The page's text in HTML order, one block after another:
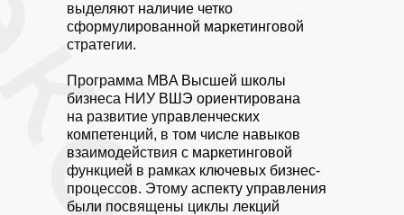
выделяют наличие четко
сформулированной маркетинговой
стратегии.
Программа MBA Высшей школы
бизнеса НИУ ВШЭ ориентирована
на развитие управленческих
компетенций, в том числе навыков
взаимодействия с маркетинговой
функцией в рамках ключевых бизнес-
процессов. Этому аспекту управления
были посвящены циклы лекций